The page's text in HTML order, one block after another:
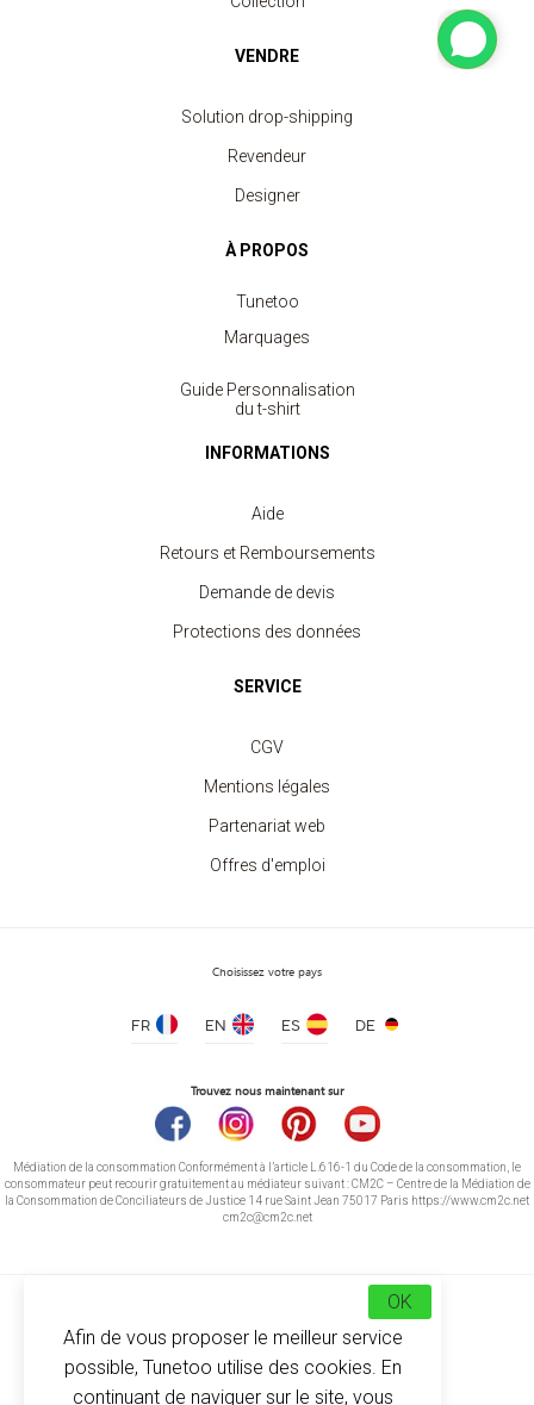
à partir de 6.20 €
VENDRE
Solution drop-shipping
Revendeur
Designer
À PROPOS
Tunetoo
Marquages
Guide Personnalisation
du t-shirt
INFORMATIONS
Aide
Retours et Remboursements
Demande de devis
Protections des données
SERVICE
CGV
Mentions légales
Partenariat web
Offres d'emploi
Choisissez votre pays
FR EN ES DE
Trouvez nous maintenant sur
Médiation de la consommation Conformément à l’article L.616-1 du Code de la consommation, le
consommateur peut recourir gratuitement au médiateur suivant : CM2C – Centre de la Médiation de
la Consommation de Conciliateurs de Justice 14 rue Saint Jean 75017 Paris https://www.cm2c.net
cm2c@cm2c.net
© Copyright 2026 - Tunetoo
Afin de vous proposer le meilleur service
possible, Tunetoo utilise des cookies. En
continuant de naviguer sur le site, vous
OK